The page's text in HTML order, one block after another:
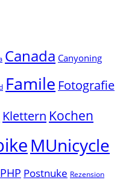
Canada Canyoning
Famile Fotografie
Klettern Kochen
MUnicycle
PHP Postnuke Rezension